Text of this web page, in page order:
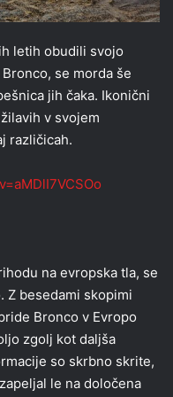
letih obudili svojo
se morda še
jih čaka. Ikonični
v svojem
različicah.
na evropska tla, se
Z besedami skopimi
Bronco v Evropo
zgolj kot daljša
so skrbno skrite,
le na določena